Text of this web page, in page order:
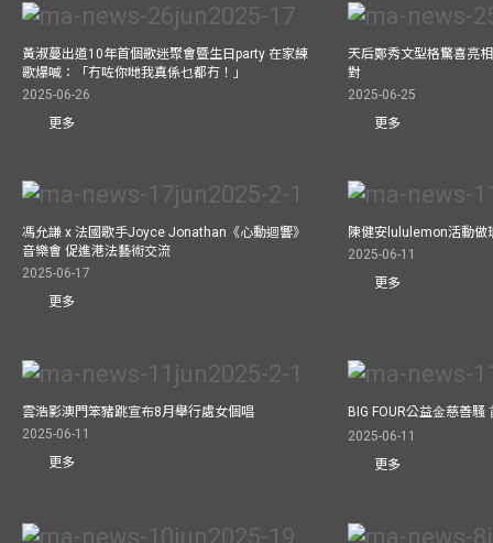
黃淑蔓出道10年首個歌迷聚會暨生日party 在家練
歌爆喊：「冇咗你哋我真係乜都冇！」
2025-06-26
更多
天后鄭秀文型格驚喜亮
對
2025-06-25
更多
馮允謙 x 法國歌手Joyce Jonathan《心動迴響》
音樂會 促進港法藝術交流
2025-06-17
更多
陳健安lululemon活動做
2025-06-11
更多
雲浩影澳門笨豬跳宣布8月舉行處女個唱
2025-06-11
更多
BIG FOUR公益⾦慈善
2025-06-11
更多